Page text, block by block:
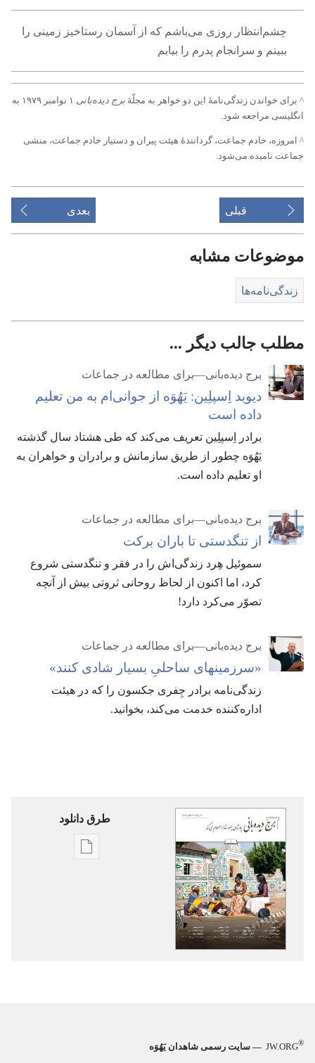
چشم‌انتظار روزی می‌باشم که از آسمان رستاخیز زمینی را
ببینم و سرانجام پدرم را بیابم
^ برای خواندن زندگی‌نامهٔ این دو خواهر به مجلّهٔ برج دیده‌بانی
۱ نوامبر ۱۹۷۹ به
انگلیسی مراجعه شود.‏
^ امروزه،‏ خادم جماعت،‏ گردانندهٔ هیئت پیران و دستیار خادم جماعت،‏ منشی
جماعت نامیده می‌شود.‏
قبلی بعدی
موضوعات مشابه
زندگی‌نامه‌ها
مطلب جالب دیگر ...
برج دیده‌بانی—برای مطالعه در جماعات
دیوید اِسپلِین:‏ یَهُوَه از جوانی‌ام به من تعلیم
داده است
برادر اِسپلِین تعریف می‌کند که طی هشتاد سال گذشته
یَهُوَه چطور از طریق سازمانش و برادران و خواهران به
او تعلیم داده است.‏
برج دیده‌بانی—برای مطالعه در جماعات
از تنگدستی تا باران برکت
سموئیل هِرد زندگی‌اش را در فقر و تنگدستی شروع
کرد،‏ اما اکنون از لحاظ روحانی ثروتی بیش از آنچه
تصوّر می‌کرد دارد!‏
برج دیده‌بانی—برای مطالعه در جماعات
‏«سرزمینهای ساحلیِ بسیار شادی کنند»‏
زندگی‌نامه برادر جِفری جکسون را که در هیئت
اداره‌کننده خدمت می‌کند،‏ بخوانید.‏
طرق دانلود
گزینۀ
JW.ORG® — سایت رسمی شاهدان یَهُوَه